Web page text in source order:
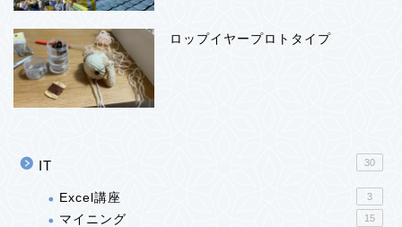
ロップイヤープロトタイプ
IT 30
Excel講座 3
マイニング 15